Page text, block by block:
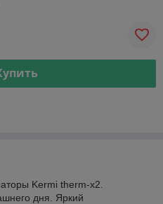
Kermi therm-x2.
дня. Яркий